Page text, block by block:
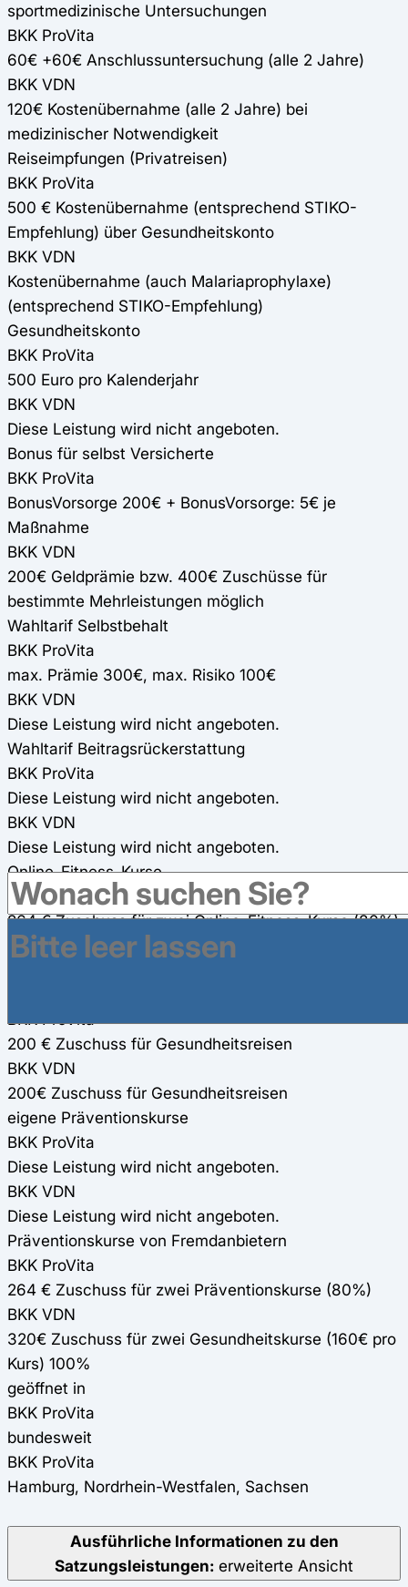
sportmedizinische Untersuchungen
BKK ProVita
60€ +60€ Anschlussuntersuchung (alle 2 Jahre)
BKK VDN
120€ Kostenübernahme (alle 2 Jahre) bei
medizinischer Notwendigkeit
Reiseimpfungen (Privatreisen)
BKK ProVita
500 € Kostenübernahme (entsprechend STIKO-
Empfehlung) über Gesundheitskonto
BKK VDN
Kostenübernahme (auch Malariaprophylaxe)
(entsprechend STIKO-Empfehlung)
Gesundheitskonto
BKK ProVita
500 Euro pro Kalenderjahr
BKK VDN
Diese Leistung wird nicht angeboten.
Bonus für selbst Versicherte
BKK ProVita
BonusVorsorge 200€ + BonusVorsorge: 5€ je
Maßnahme
BKK VDN
200€ Geldprämie bzw. 400€ Zuschüsse für
bestimmte Mehrleistungen möglich
Wahltarif Selbstbehalt
BKK ProVita
max. Prämie 300€, max. Risiko 100€
BKK VDN
Diese Leistung wird nicht angeboten.
Wahltarif Beitragsrückerstattung
BKK ProVita
Diese Leistung wird nicht angeboten.
BKK VDN
Diese Leistung wird nicht angeboten.
Online-Fitness-Kurse
BKK ProVita
264 € Zuschuss für zwei Online-Fitness-Kurse (80%)
BKK VDN
BKK ProVita
200 € Zuschuss für Gesundheitsreisen
BKK VDN
200€ Zuschuss für Gesundheitsreisen
eigene Präventionskurse
BKK ProVita
Diese Leistung wird nicht angeboten.
BKK VDN
Diese Leistung wird nicht angeboten.
Präventionskurse von Fremdanbietern
BKK ProVita
264 € Zuschuss für zwei Präventionskurse (80%)
BKK VDN
320€ Zuschuss für zwei Gesundheitskurse (160€ pro
Kurs) 100%
geöffnet in
BKK ProVita
bundesweit
BKK ProVita
Hamburg, Nordrhein-Westfalen, Sachsen
Ausführliche Informationen zu den
Satzungsleistungen: erweiterte Ansicht